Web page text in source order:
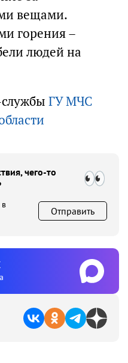
вещами.
горения –
людей на
ГУ МЧС
чего-то
Отправить